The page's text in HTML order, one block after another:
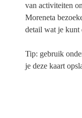
van activiteiten
Moreneta
detail wat je kunt
Tip: gebruik
je deze kaart